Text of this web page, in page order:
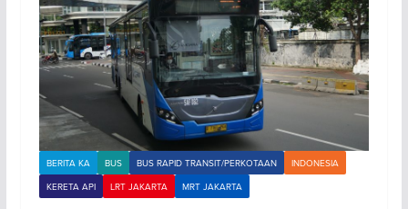
BERITA KA BUS BUS RAPID TRANSIT/PERKOTAAN
INDONESIA
KERETA API
LRT JAKARTA MRT JAKARTA